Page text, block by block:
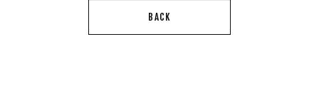
BACK